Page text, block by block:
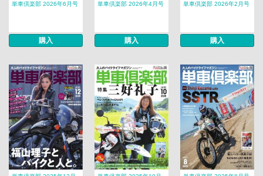
単車倶楽部 2026年6月号
購入
単車倶楽部 2026年4月号
購入
単車倶楽部 2026年2月号
購入